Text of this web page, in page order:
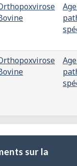
sur la